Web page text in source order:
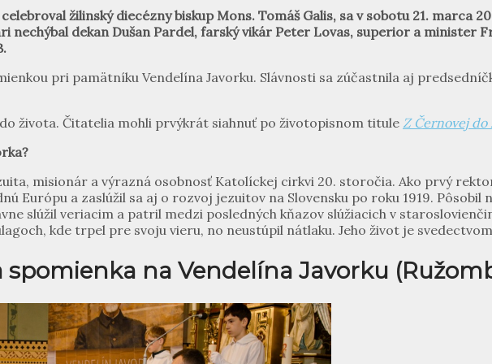
žilinský diecézny biskup Mons. Tomáš Galis, sa v sobotu 21. marca
nechýbal dekan Dušan Pardel, farský vikár Peter Lovas, superior a minister
pri pamätníku Vendelína Javorku. Slávnosti sa zúčastnila aj
života. Čitatelia mohli prvýkrát siahnuť po životopisnom titule Z Černovej do
misionár a výrazná osobnosť Katolíckej cirkvi 20. storočia. Ako prvý
Európu a zaslúžil sa aj o rozvoj jezuitov na Slovensku po roku 1919. Pôsobil
slúžil veriacim a patril medzi posledných kňazov slúžiacich v
kde trpel pre svoju vieru, no neustúpil nátlaku. Jeho život je
na Vendelína Javorku